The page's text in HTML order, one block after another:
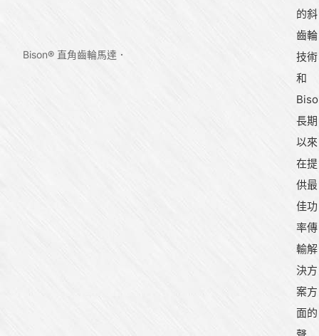
Bison® 直角齒輪馬達
的斜
齒輪
技術
和
長期
以來
在提
供最
佳功
率傳
輸解
決方
案方
面的